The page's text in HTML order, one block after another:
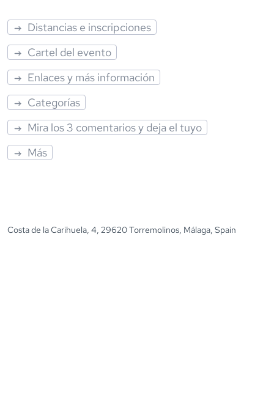
Distancias e inscripciones
Cartel del evento
Enlaces y más información
Categorías
Mira los 3 comentarios y deja el tuyo
Más
Costa de la Carihuela, 4, 29620 Torremolinos, Málaga, Spain